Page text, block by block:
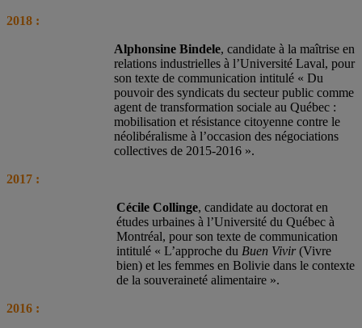
2018 :
Alphonsine Bindele, candidate à la maîtrise en
relations industrielles à l’Université Laval, pour
son texte de communication intitulé « Du
pouvoir des syndicats du secteur public comme
agent de transformation sociale au Québec :
mobilisation et résistance citoyenne contre le
néolibéralisme à l’occasion des négociations
collectives de 2015-2016 ».
2017 :
Cécile Collinge, candidate au doctorat en
études urbaines à l’Université du Québec à
Montréal, pour son texte de communication
intitulé « L’approche du Buen Vivir(Vivre
bien) et les femmes en Bolivie dans le contexte
de la souveraineté alimentaire ».
2016 :